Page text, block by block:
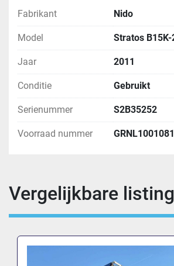
Fabrikant Nido
Model Stratos
Jaar 2011
Conditie Gebruikt
Serienummer S2B35252
Voorraad nummer GRNL1001081
Vergelijkbare